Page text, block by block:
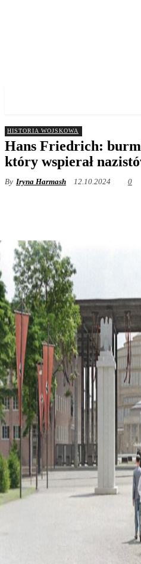
HISTORIA WOJSKOWA
Hans Friedrich:
który wspierał
By Iryna Harmash 12.10.2024 0